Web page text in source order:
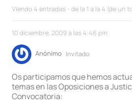
Viendo 4 entradas - de la 1 a la 4 (de un
10 diciembre, 2009 a las 4:46 pm
Anónimo Invitado
Os participamos que hemos
temas en las Oposiciones a
Convocatoria: